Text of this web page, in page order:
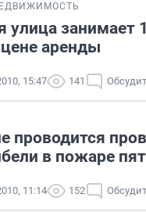
улица занимает
аренды
15:47 141
проводится
в пожаре
11:14 152